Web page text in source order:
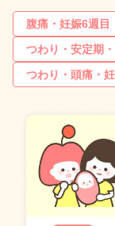
腹痛・妊娠6週目
つわり・安定期
つわり・頭痛・